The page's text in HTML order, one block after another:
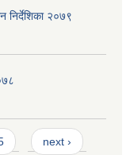
निर्देशिका २०७९
next ›